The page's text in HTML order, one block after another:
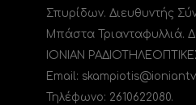
Σπυρίδων. Διευθυντής
Μπάστα Τριανταφυλλιά.
ΙΟΝΙΑΝ
Email:
Τηλέφωνο: 2610622080.